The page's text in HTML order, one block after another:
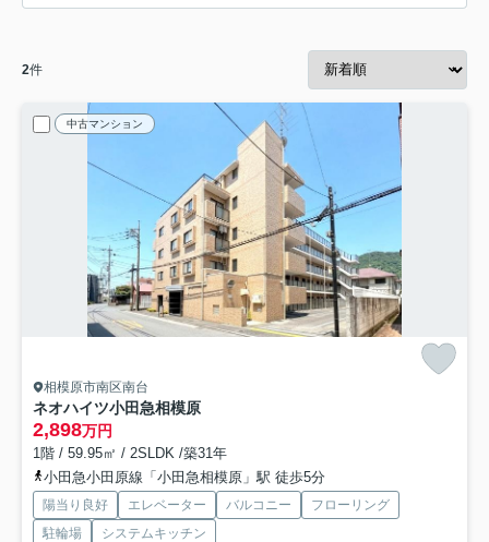
2件
中古マンション
相模原市南区南台
ネオハイツ小田急相模原
2,898万円
1階 / 59.95㎡ / 2SLDK /築31年
小田急小田原線「小田急相模原」駅 徒歩5分
陽当り良好 エレベーター バルコニー
フローリング
駐輪場
システムキッチン